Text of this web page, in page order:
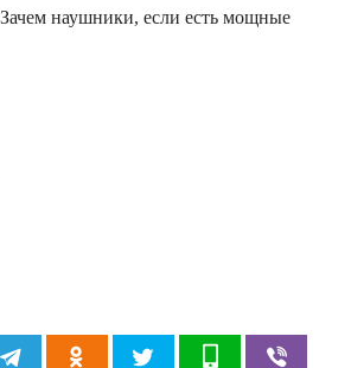
Зачем наушники, если есть мощные